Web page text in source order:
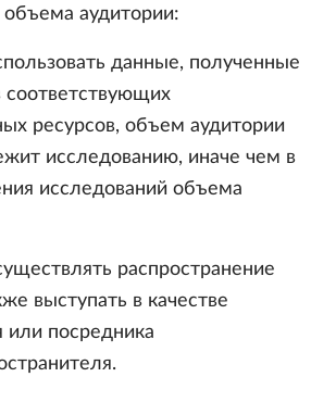
аудитории:
данные, полученные
соответствующих
ресурсов, объем аудитории
исследованию, иначе чем в
исследований объема
распространение
выступать в качестве
или посредника